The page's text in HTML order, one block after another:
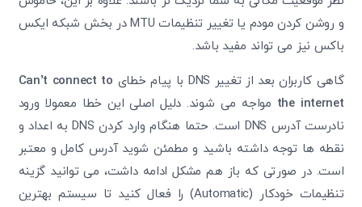
و روشن کردن مودم یا تغییر تنظیمات MTU در بخش شبکه ایکس
باکس نیز می تواند مفید باشد.
گاهی کاربران بعد از تغییر DNS با پیام خطای
Can’t connect to
the internet مواجه می شوند. دلیل اصلی این خطا معمولا ورود
نادرست آدرس DNS است. حتما هنگام وارد کردن DNS به اعداد و
نقطه ها توجه داشته باشید و مطمئن شوید آدرس کامل و معتبر
است. در صورتی که باز هم مشکل ادامه داشت، می توانید گزینه
تنظیمات خودکار (Automatic) را فعال کنید تا سیستم بهترین